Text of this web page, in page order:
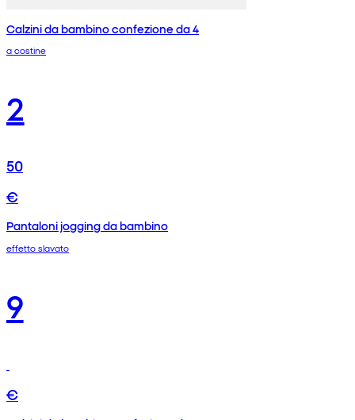
Calzini da bambino confezione da 4
a costine
2
50
€
Pantaloni jogging da bambino
effetto slavato
9
€